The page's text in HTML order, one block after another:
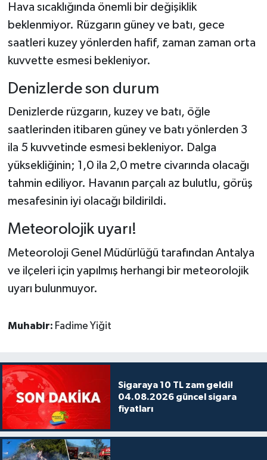
Hava sıcaklığında önemli bir değişiklik
beklenmiyor. Rüzgarın güney ve batı, gece
saatleri kuzey yönlerden hafif, zaman zaman orta
kuvvette esmesi bekleniyor.
Denizlerde son durum
Denizlerde rüzgarın, kuzey ve batı, öğle
saatlerinden itibaren güney ve batı yönlerden 3
ila 5 kuvvetinde esmesi bekleniyor. Dalga
yüksekliğinin; 1,0 ila 2,0 metre civarında olacağı
tahmin ediliyor. Havanın parçalı az bulutlu, görüş
mesafesinin iyi olacağı bildirildi.
Meteorolojik uyarı!
Meteoroloji Genel Müdürlüğü tarafından Antalya
ve ilçeleri için yapılmış herhangi bir meteorolojik
uyarı bulunmuyor.
Muhabir: Fadime Yiğit
Sigaraya 10 TL zam geldi!
04.08.2026 güncel sigara
fiyatları